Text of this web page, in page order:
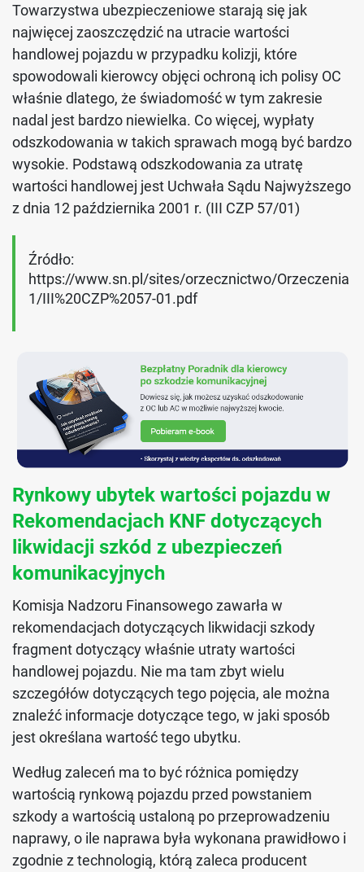
Towarzystwa ubezpieczeniowe starają się jak
najwięcej zaoszczędzić na utracie wartości
handlowej pojazdu w przypadku kolizji, które
spowodowali kierowcy objęci ochroną ich polisy OC
właśnie dlatego, że świadomość w tym zakresie
nadal jest bardzo niewielka. Co więcej, wypłaty
odszkodowania w takich sprawach mogą być bardzo
wysokie. Podstawą odszkodowania za utratę
wartości handlowej jest Uchwała Sądu Najwyższego
z dnia 12 października 2001 r. (III CZP 57/01)
Źródło:
https://www.sn.pl/sites/orzecznictwo/Orzeczenia
1/III%20CZP%2057-01.pdf
Rynkowy ubytek wartości pojazdu w
Rekomendacjach KNF dotyczących
likwidacji szkód z ubezpieczeń
komunikacyjnych
Komisja Nadzoru Finansowego zawarła w
rekomendacjach dotyczących likwidacji szkody
fragment dotyczący właśnie utraty wartości
handlowej pojazdu. Nie ma tam zbyt wielu
szczegółów dotyczących tego pojęcia, ale można
znaleźć informacje dotyczące tego, w jaki sposób
jest określana wartość tego ubytku.
Według zaleceń ma to być różnica pomiędzy
wartością rynkową pojazdu przed powstaniem
szkody a wartością ustaloną po przeprowadzeniu
naprawy, o ile naprawa była wykonana prawidłowo i
zgodnie z technologią, którą zaleca producent